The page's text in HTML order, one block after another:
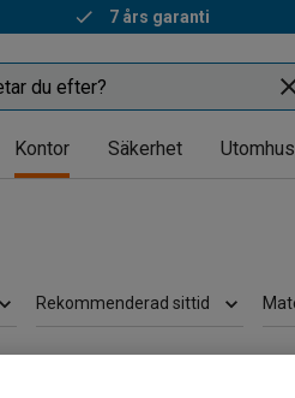
7 års garanti
Kontor Säkerhet Utomhus
Rekommenderad sittid